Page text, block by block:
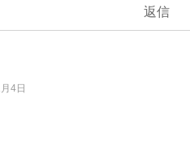
返信
4日